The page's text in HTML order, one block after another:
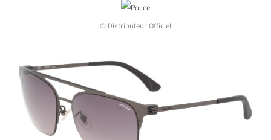
© Distributeur Officiel